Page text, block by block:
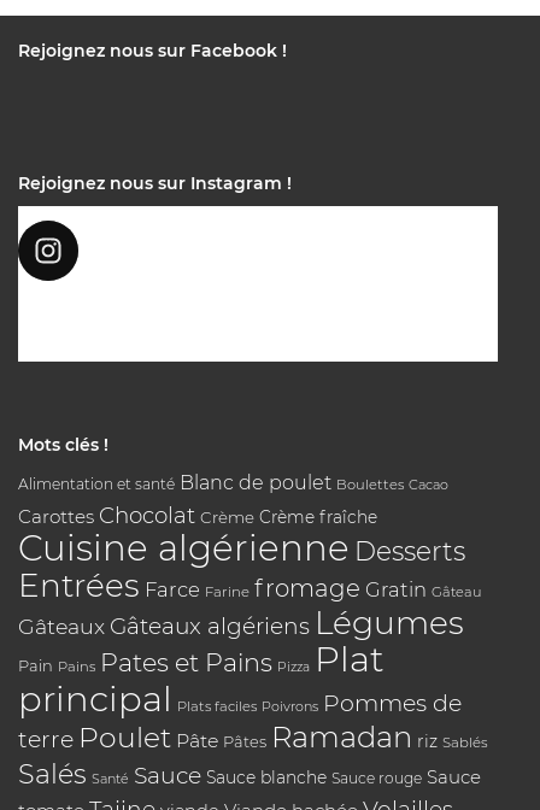
Rejoignez nous sur Facebook !
Rejoignez nous sur Instagram !
Mots clés !
Alimentation et santé Blanc de poulet Boulettes Cacao
Carottes Chocolat Crème Crème fraîche
Cuisine algérienne Desserts
Entrées Farce Farine fromage Gratin Gâteau
Gâteaux Gâteaux algériens Légumes
Pain Pains Pates et Pains Pizza Plat
principal Plats faciles Poivrons Pommes de
terre Poulet Pâte Pâtes Ramadan riz Sablés
Salés Santé Sauce Sauce blanche Sauce rouge Sauce